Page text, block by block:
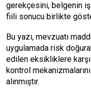
gerekçesini, belgenin
fiili sonucu birlikte
Bu yazı, mevzuatı
uygulamada risk
edilen eksikliklere
kontrol
alınmıştır.